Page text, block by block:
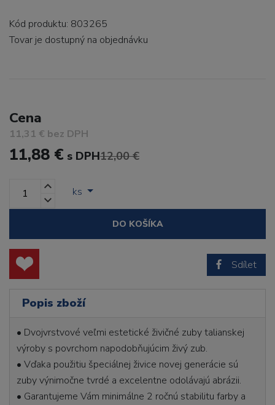
Kód produktu: 803265
Tovar je dostupný na objednávku
Cena
11,31 € bez DPH
11,88 € s DPH12,00 €
ks
DO KOŠÍKA
Sdílet
Popis zboží
• Dvojvrstvové veľmi estetické živičné zuby talianskej
výroby s povrchom napodobňujúcim živý zub.
• Vďaka použitiu špeciálnej živice novej generácie sú
zuby výnimočne tvrdé a excelentne odolávajú abrázii.
• Garantujeme Vám minimálne 2 ročnú stabilitu farby a